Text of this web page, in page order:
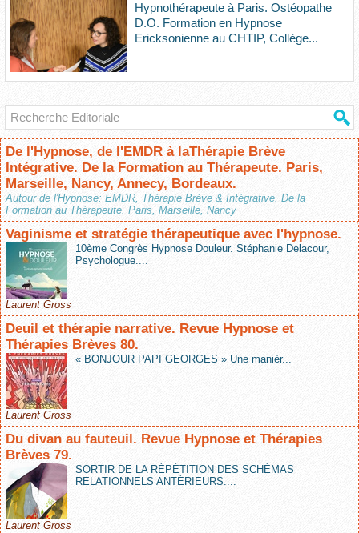
Hypnothérapeute à Paris. Ostéopathe
D.O. Formation en Hypnose
Ericksonienne au CHTIP, Collège...
De l'Hypnose, de l'EMDR à laThérapie Brève
Intégrative. De la Formation au Thérapeute. Paris,
Marseille, Nancy, Annecy, Bordeaux.
Autour de l'Hypnose: EMDR, Thérapie Brève & Intégrative. De la
Formation au Thérapeute. Paris, Marseille, Nancy
Vaginisme et stratégie thérapeutique avec l'hypnose.
10ème Congrès Hypnose Douleur. Stéphanie Delacour,
Psychologue....
Laurent Gross
Deuil et thérapie narrative. Revue Hypnose et
Thérapies Brèves 80.
« BONJOUR PAPI GEORGES » Une manièr...
Laurent Gross
Du divan au fauteuil. Revue Hypnose et Thérapies
Brèves 79.
SORTIR DE LA RÉPÉTITION DES SCHÉMAS
RELATIONNELS ANTÉRIEURS....
Laurent Gross